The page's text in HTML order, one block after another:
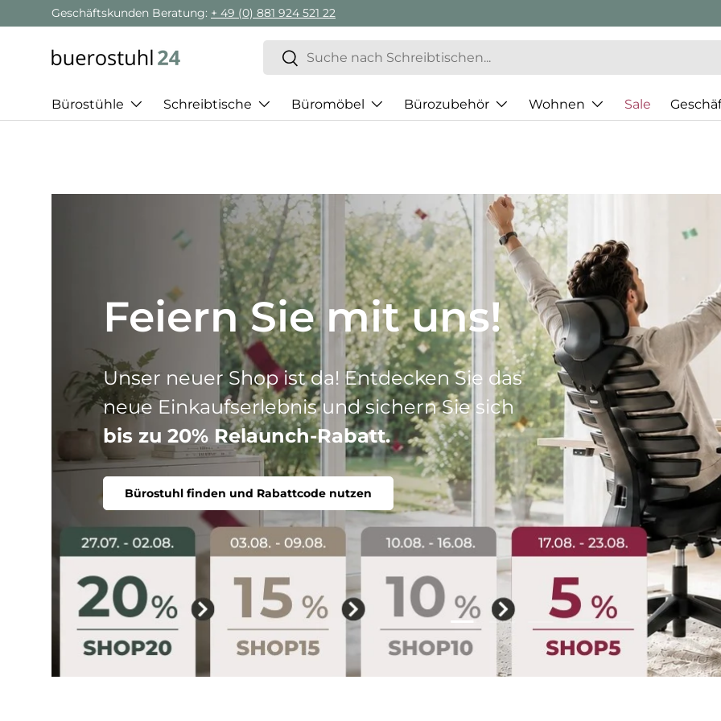
Direkt zum Inhalt
Geschäftskunden Beratung: + 49 (0) 881 924 521 22
Suchen
Suchen
Bürostühle Schreibtische Büromöbel Bürozubehör Wohnen Sale
Best of HJH
Drei Produktlinien, ein Ziel: Ihr perfekter
Stuhl. Ergonomisch, komfortabel, individuell.
Bürostuhl finden
Folie laden 1 von 5
Folie laden 2 von 5
Folie laden 3 von 5
Folie laden 4 von 5
Folie laden 5